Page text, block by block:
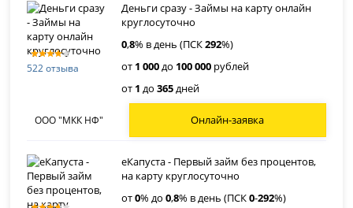
522 отзыва
Деньги сразу - Займы на карту онлайн
круглосуточно
0,8% в день (ПСК292%)
от 1 000до 100 000 рублей
от 1 до365дней
ООО "МКК НФ" Онлайн-заявка
еКапуста - Первый займ без процентов,
на карту круглосуточно
от0% до0,8% в день (ПСК0-292%)